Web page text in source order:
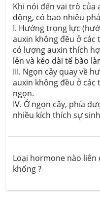
Khi nói đến vai trò
động, có bao nhiêu
I. Hướng trọng lực
auxin không đều ở các
có lượng auxin thích
lên và kéo dài tế bào
III. Ngọn cây quay về
auxin không đều ở các
ngọn.
IV. Ở ngọn cây, phía
nhiều kích thích sự
Loại hormone nào
khổng ?